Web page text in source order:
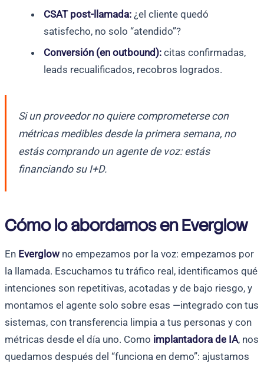
CSAT post-llamada: ¿el cliente quedó
satisfecho, no solo “atendido”?
Conversión (en outbound): citas confirmadas,
leads recualificados, recobros logrados.
Si un proveedor no quiere comprometerse con
métricas medibles desde la primera semana, no
estás comprando un agente de voz: estás
financiando su I+D.
Cómo lo abordamos en Everglow
En Everglow no empezamos por la voz: empezamos por
la llamada. Escuchamos tu tráfico real, identificamos qué
intenciones son repetitivas, acotadas y de bajo riesgo, y
montamos el agente solo sobre esas —integrado con tus
sistemas, con transferencia limpia a tus personas y con
métricas desde el día uno. Como implantadora de IA, nos
quedamos después del “funciona en demo”: ajustamos